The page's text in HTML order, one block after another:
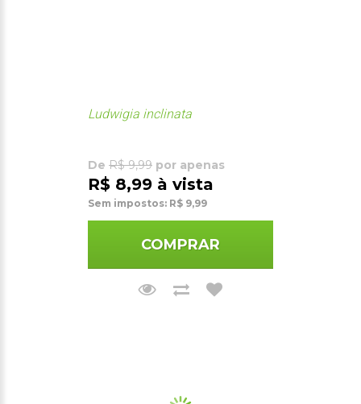
Ludwigia inclinata
De R$ 9,99 por apenas
R$ 8,99 à vista
Sem impostos: R$ 9,99
COMPRAR